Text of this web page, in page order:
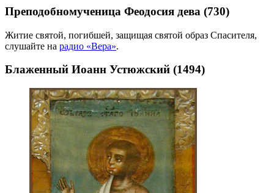
Преподобномученица Феодосия дева (730)
Житие святой, погибшей, защищая святой образ Спасителя,
слушайте на радио «Вера».
Блаженный Иоанн Устюжский (1494)